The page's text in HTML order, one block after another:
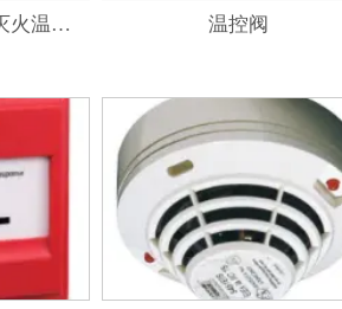
智能温控自动启闭灭火温控阀 温控阀